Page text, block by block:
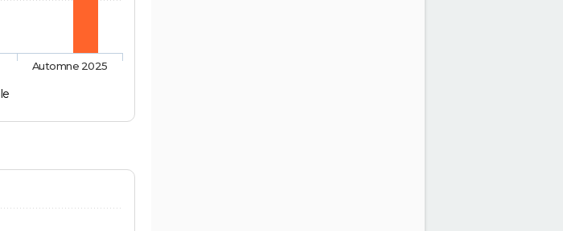
Automne 2025